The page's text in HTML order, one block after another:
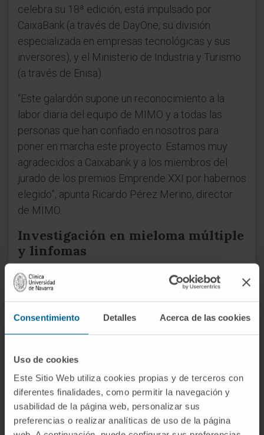
Consentimiento Detalles Acerca de las cookies
Uso de cookies
Este Sitio Web utiliza cookies propias y de terceros con
diferentes finalidades, como permitir la navegación y
usabilidad de la página web, personalizar sus
preferencias o realizar analíticas de uso de la página
celebra su 18ª edición, está impulsado por
CaixaBank (a través de DayOne, su división
especializada en empresas tecnológicas y sus
inversores), y el Ministerio de Industria y Turismo
(a través de Enisa).
“Este galardón supone un reconocimiento a la
labor diaria del equipo de MIMO y a todas las
personas que han confiado en nosotros para
poner en marcha este proyecto. Estamos muy
agradecidos a Caixabank y a los miembros del
jurado de los premios Emprende XXI por habernos
elegido”, apunta Ricardo Pérez Merino, director
de MIMO.
Investigación en mieloma múltiple
y linfomas
MIMO Biosciences se puso en marcha en 2024
gracias a la experiencia de investigación en
Dr. José Ángel Martínez Climent. “MIMO
basados en modelos animales únicos que
recapitulan una amplia gama de alteraciones
genéticas de diferentes neoplasias
hematológicas, fundamentalmente mieloma
múltiple y linfomas”, explica el Dr. Martínez